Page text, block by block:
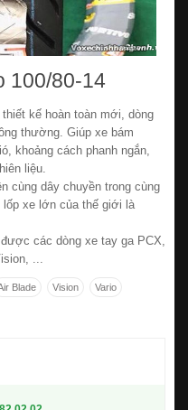
100/80-14
kế hoàn toàn mới, dòng
thường. Giúp xe bám
khoảng cách phanh ngắn,
liệu.
cùng dây chuyền trong cùng
lốp xe lớn của thế giới là
các dòng xe tay ga PCX,
...
Blade Vision Vario